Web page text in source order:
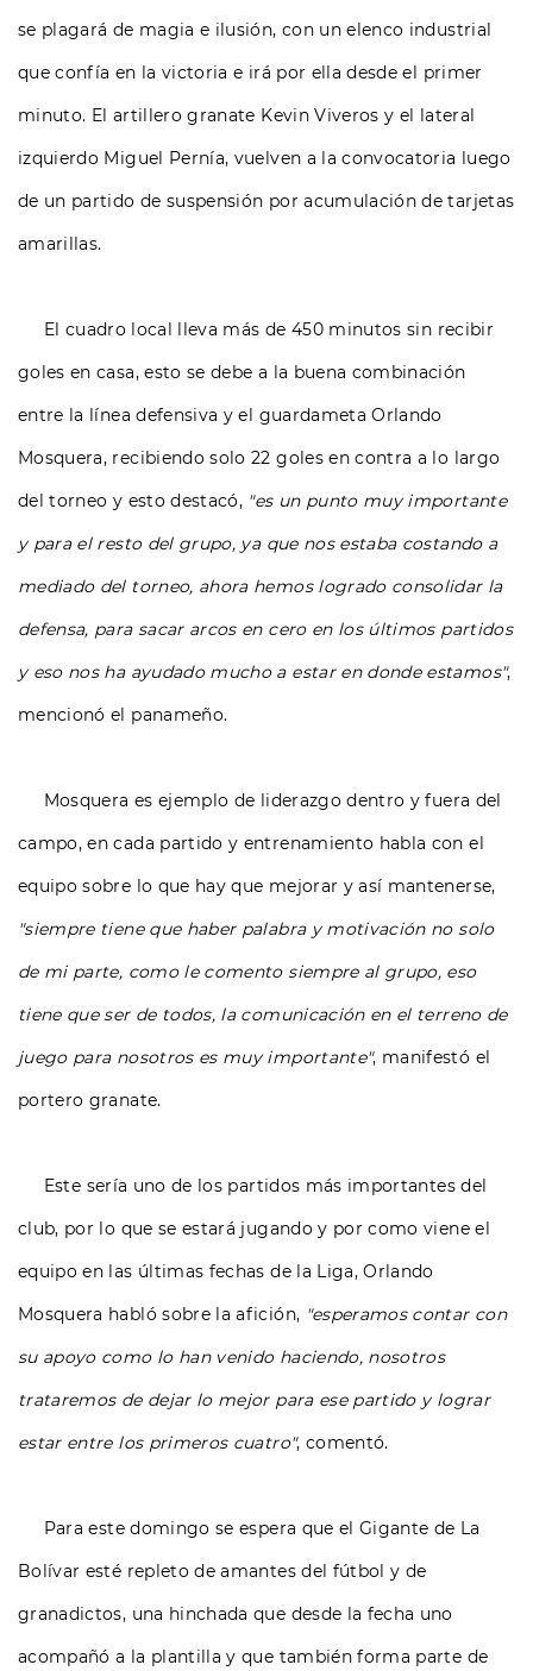
se plagará de magia e ilusión, con un elenco industrial
que confía en la victoria e irá por ella desde el primer
minuto. El artillero granate Kevin Viveros y el lateral
izquierdo Miguel Pernía, vuelven a la convocatoria luego
de un partido de suspensión por acumulación de tarjetas
amarillas.
El cuadro local lleva más de 450 minutos sin recibir
goles en casa, esto se debe a la buena combinación
entre la línea defensiva y el guardameta Orlando
Mosquera, recibiendo solo 22 goles en contra a lo largo
del torneo y esto destacó, "es un punto muy importante
y para el resto del grupo, ya que nos estaba costando a
mediado del torneo, ahora hemos logrado consolidar la
defensa, para sacar arcos en cero en los últimos partidos
y eso nos ha ayudado mucho a estar en donde estamos",
mencionó el panameño.
Mosquera es ejemplo de liderazgo dentro y fuera del
campo, en cada partido y entrenamiento habla con el
equipo sobre lo que hay que mejorar y así mantenerse,
"siempre tiene que haber palabra y motivación no solo
de mi parte, como le comento siempre al grupo, eso
tiene que ser de todos, la comunicación en el terreno de
juego para nosotros es muy importante", manifestó el
portero granate.
Este sería uno de los partidos más importantes del
club, por lo que se estará jugando y por como viene el
equipo en las últimas fechas de la Liga, Orlando
Mosquera habló sobre la afición, "esperamos contar con
su apoyo como lo han venido haciendo, nosotros
trataremos de dejar lo mejor para ese partido y lograr
estar entre los primeros cuatro", comentó.
Para este domingo se espera que el Gigante de La
Bolívar esté repleto de amantes del fútbol y de
granadictos, una hinchada que desde la fecha uno
acompañó a la plantilla y que también forma parte de